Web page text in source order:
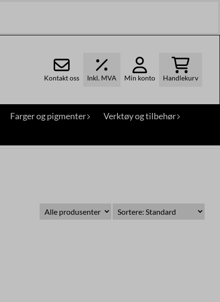
Kontakt oss Inkl. MVA Min konto Handlekurv
Farger og pigmenter
Verktøy og tilbehør